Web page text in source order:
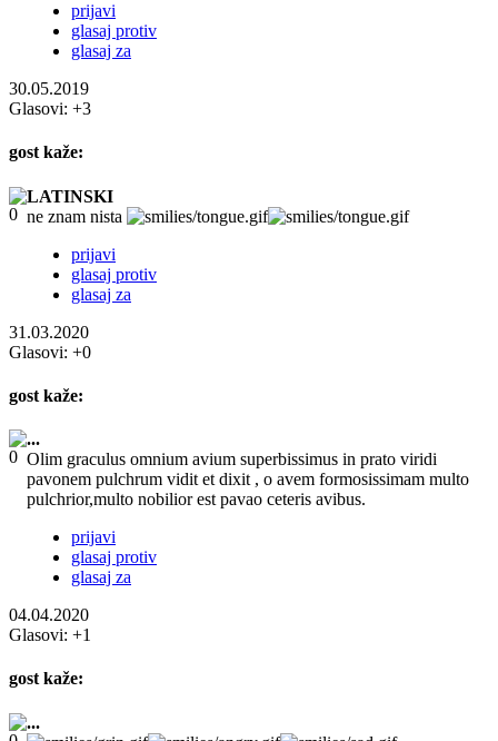
prijavi
glasaj protiv
glasaj za
30.05.2019
Glasovi: +3
gost kaže:
LATINSKI
ne znam nista
prijavi
glasaj protiv
glasaj za
31.03.2020
Glasovi: +0
gost kaže:
...
Olim graculus omnium avium superbissimus in prato viridi
pavonem pulchrum vidit et dixit , o avem formosissimam multo
pulchrior,multo nobilior est pavao ceteris avibus.
prijavi
glasaj protiv
glasaj za
04.04.2020
Glasovi: +1
gost kaže:
...